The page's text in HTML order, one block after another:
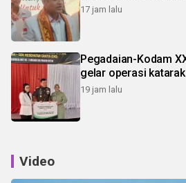
17 jam lalu
Pegadaian-Kodam
gelar operasi
19 jam lalu
Video